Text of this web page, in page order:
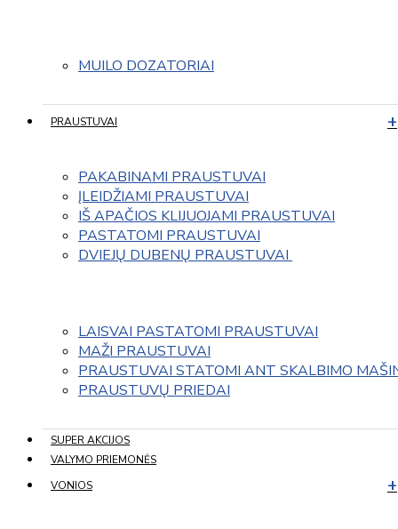
MUILO DOZATORIAI
PRAUSTUVAI
PAKABINAMI PRAUSTUVAI
ĮLEIDŽIAMI PRAUSTUVAI
IŠ APAČIOS KLIJUOJAMI PRAUSTUVAI
PASTATOMI PRAUSTUVAI
DVIEJŲ DUBENŲ PRAUSTUVAI
LAISVAI PASTATOMI PRAUSTUVAI
MAŽI PRAUSTUVAI
PRAUSTUVAI STATOMI ANT SKALBIMO
PRAUSTUVŲ PRIEDAI
SUPER AKCIJOS
VALYMO PRIEMONĖS
VONIOS